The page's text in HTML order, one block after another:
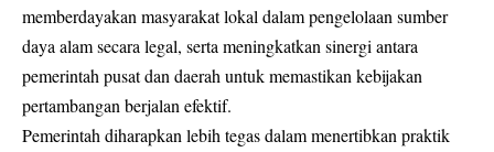
memberdayakan masyarakat lokal dalam pengelolaan sumber
daya alam secara legal, serta meningkatkan sinergi antara
pemerintah pusat dan daerah untuk memastikan kebijakan
pertambangan berjalan efektif.
Pemerintah diharapkan lebih tegas dalam menertibkan praktik